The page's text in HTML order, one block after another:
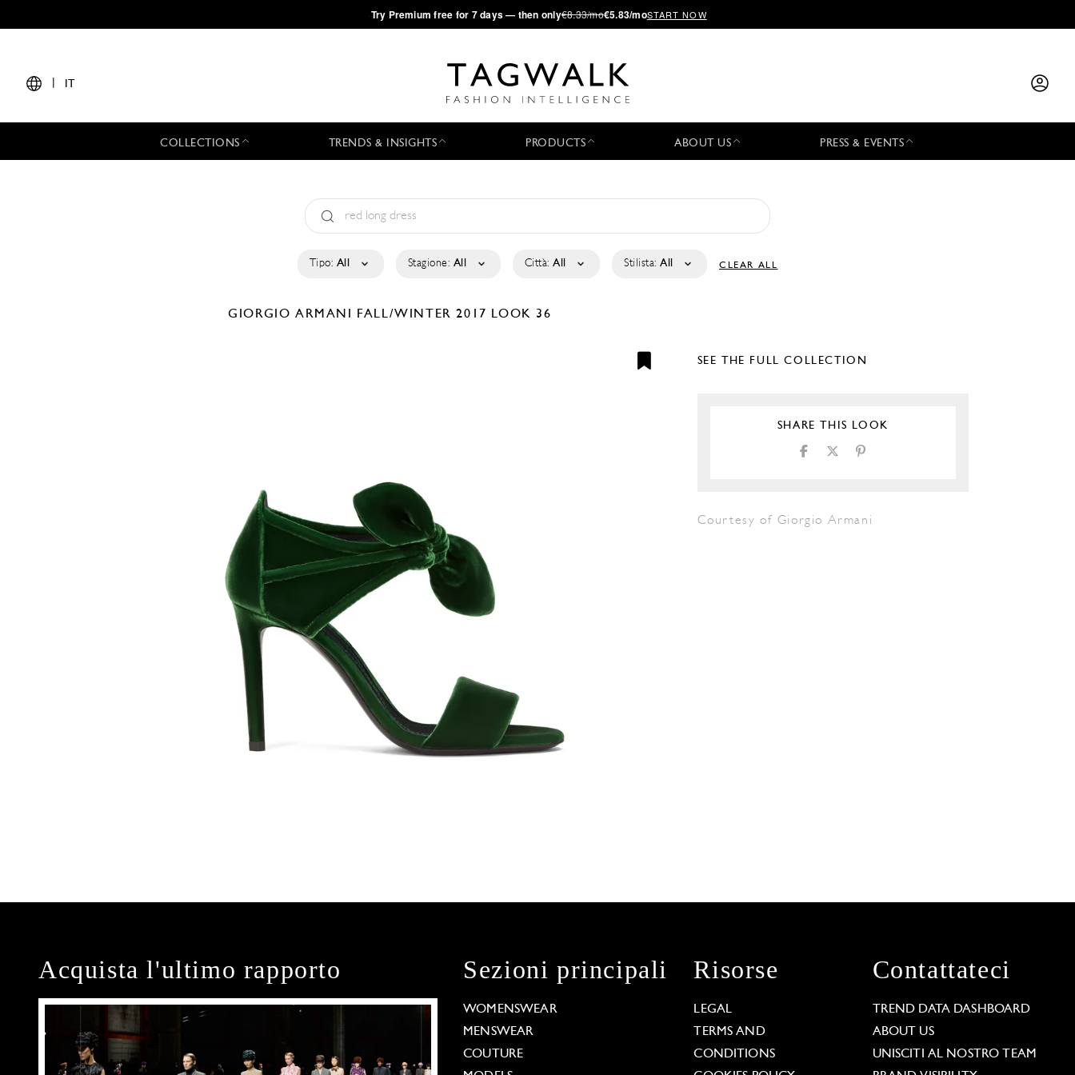
·Try Premium free for 7 days — then only€8.33/mo€5.83/moSTART NOW
IT
COLLECTIONS TRENDS & INSIGHTS PRODUCTS ABOUT US PRESS & EVENTS
Tipo: All Stagione: All Città: All Stilista: All CLEAR ALL
GIORGIO ARMANI FALL/WINTER 2017 LOOK 36
SEE THE FULL COLLECTION
SHARE THIS LOOK
Courtesy of Giorgio Armani
Acquista l'ultimo rapporto Sezioni principali
WOMENSWEAR
MENSWEAR
COUTURE
Risorse
LEGAL
TERMS AND
CONDITIONS
Contattateci
TREND DATA DASHBOARD
ABOUT US
UNISCITI AL NOSTRO TEAM